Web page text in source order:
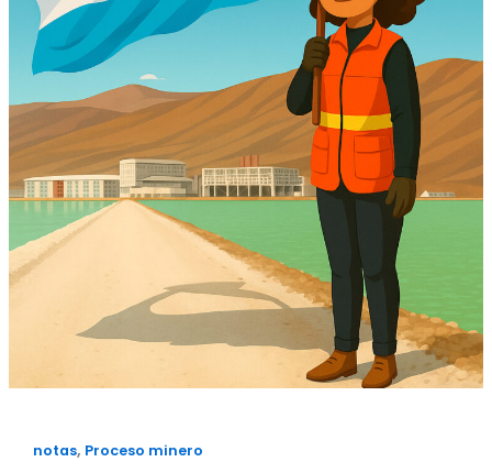
notas, Proceso minero